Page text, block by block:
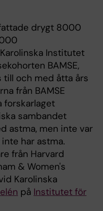
drygt 8000
Institutet
BAMSE,
till och med åtta års
från BAMSE
forskarlaget
sambandet
astma, men inte var
har astma.
från Harvard
& Women's
Karolinska
på Institutet för